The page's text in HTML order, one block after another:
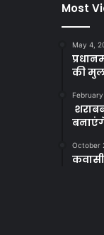
Most
May 4,
की
October